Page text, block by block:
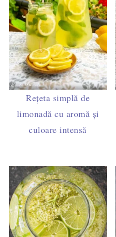
Rețeta simplă de
limonadă cu aromă și
culoare intensă